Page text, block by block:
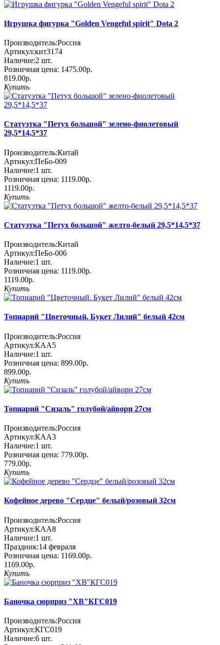
Игрушка фигурка "Golden Vengeful spirit" Dota 2
Производитель:Россия
Артикул:кит3174
Наличие:2 шт.
Розничная цена: 1475.00р.
819.00р.
Купить
Статуэтка "Петух большой" зелено-фиолетовый
29,5*14,5*37
Производитель:Китай
Артикул:ПеБо-009
Наличие:1 шт.
Розничная цена: 1119.00р.
1119.00р.
Купить
Статуэтка "Петух большой" желто-белый 29,5*14,5*37
Производитель:Китай
Артикул:ПеБо-006
Наличие:1 шт.
Розничная цена: 1119.00р.
1119.00р.
Купить
Топиарий "Цветочный. Букет Лилий" белый 42см
Производитель:Россия
Артикул:КАА5
Наличие:1 шт.
Розничная цена: 899.00р.
899.00р.
Купить
Топиарий "Сизаль" голубой/айвори 27см
Производитель:Россия
Артикул:КАА3
Наличие:1 шт.
Розничная цена: 779.00р.
779.00р.
Купить
Кофейное дерево "Сердце" белый/розовый 32см
Производитель:Россия
Артикул:КАА8
Наличие:1 шт.
Праздник:14 февраля
Розничная цена: 1169.00р.
1169.00р.
Купить
Баночка сюрприз "ХВ"КГС019
Производитель:Россия
Артикул:КГС019
Наличие:6 шт.